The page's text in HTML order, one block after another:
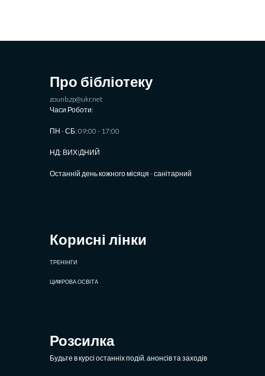
Про бібліотеку
zounb.zp@ukr.net
Часи Роботи:
ПН - СБ: 09:00 - 17:00
НД: ВИХIДНИЙ
Останній день кожного місяця - санітарний
Корисні лінки
ТРЕНІНГИ
ЦИФРОВА ОСВІТА
Розсилка
Будьте в курсі останніх подій, анонсів та заходів